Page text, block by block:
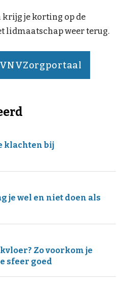
krijg je korting op de
lidmaatschap weer terug.
klachten bij
je wel en niet doen als
Zo voorkom je
sfeer goed